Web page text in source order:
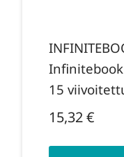
15
15,32€